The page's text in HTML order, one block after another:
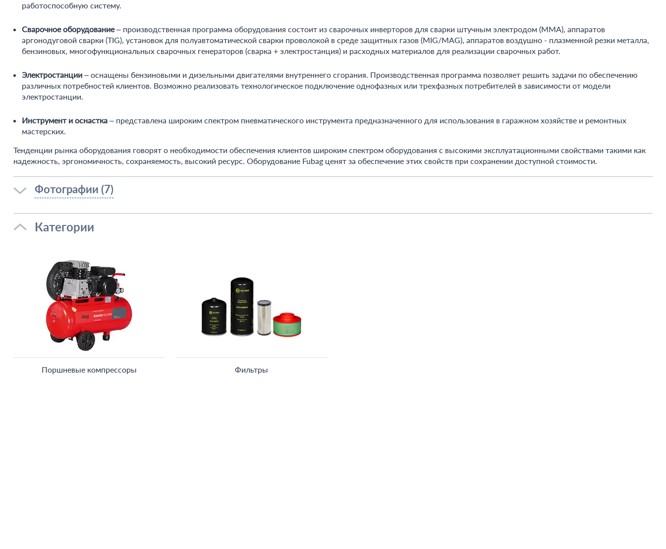
работоспособную систему.
Сварочное оборудование– производственная программа оборудования состоит из сварочных инверторов для сварки штучным электродом (ММА), аппаратов
аргонодуговой сварки (TIG), установок для полуавтоматической сварки проволокой в среде защитных газов (MIG/MAG), аппаратов воздушно - плазменной резки металла,
бензиновых, многофункциональных сварочных генераторов (сварка + электростанция) и расходных материалов для реализации сварочных работ.
Электростанции– оснащены бензиновыми и дизельными двигателями внутреннего сгорания. Производственная программа позволяет решить задачи по обеспечению
различных потребностей клиентов. Возможно реализовать технологическое подключение однофазных или трехфазных потребителей в зависимости от модели
электростанции.
Инструмент и оснастка– представлена широким спектром пневматического инструмента предназначенного для использования в гаражном хозяйстве и ремонтных
мастерских.
Тенденции рынка оборудования говорят о необходимости обеспечения клиентов широким спектром оборудования с высокими эксплуатационными свойствами такими как
надежность, эргономичность, сохраняемость, высокий ресурс. Оборудование Fubag ценят за обеспечение этих свойств при сохранении доступной стоимости.
Фотографии (7)
Категории
Поршневые компрессоры Фильтры